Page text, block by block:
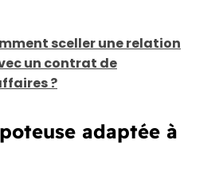
sceller une relation
un contrat de
?
adaptée à